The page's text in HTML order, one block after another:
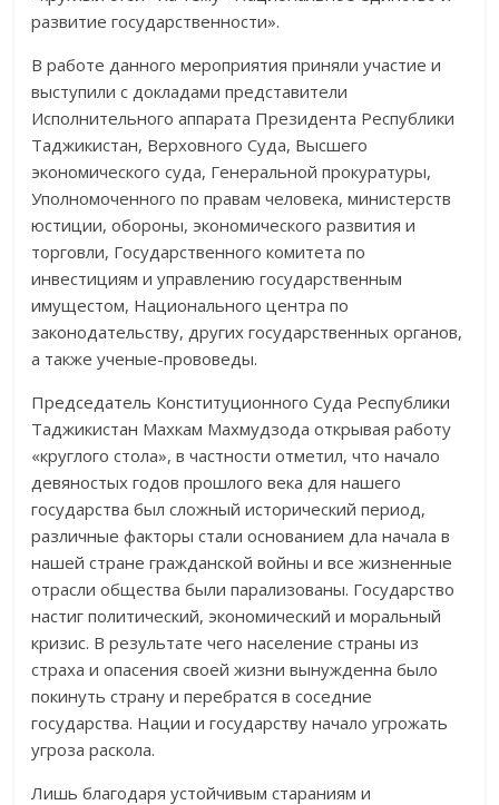
развитие государственности».
В работе данного мероприятия приняли участие и
выступили с докла­дами представители
Исполнительного аппарата Президента Республики
Таджикистан, Верховного Суда, Высшего
экономического суда, Генераль­ной прокуратуры,
Уполномоченного по правам человека, министерств
юсти­ции, обороны, экономического развития и
торговли, Государ­ствен­ного комитета по
инвестициям и управлению государственным
имущестом, Национального центра по
законодательству, других государственных органов,
а также ученые-прововеды.
Председатель Конституционного Суда Республики
Таджикистан Махкам Махмудзода открывая работу
«круглого стола», в частности отме­тил, что начало
девяностых годов прошлого века для нашего
государ­ства был сложный исторический период,
различные факторы стали основа­нием дла начала в
нашей стране гражданской войны и все жизнен­ные
отрасли общества были парализованы. Государство
настиг политичес­кий, экономи­ческий и моральный
кризис. В результате чего население страны из
страха и опасения своей жизни вынужденна было
покинуть страну и перебратся в соседние
государства. Нации и государству начало угрожать
угроза раскола.
Лишь благодаря устойчивым стараниям и